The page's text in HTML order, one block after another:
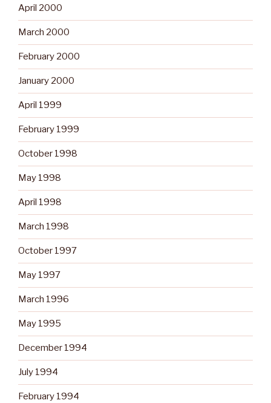
April 2000
March 2000
February 2000
January 2000
April 1999
February 1999
October 1998
May 1998
April 1998
March 1998
October 1997
May 1997
March 1996
May 1995
December 1994
July 1994
February 1994